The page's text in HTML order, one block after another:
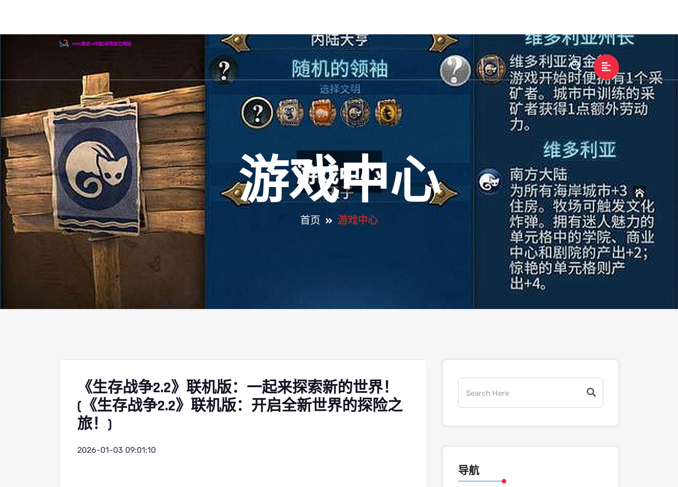
游戏中心
首页 游戏中心
《生存战争2.2》联机版：一起来探索新的世界！
(《生存战争2.2》联机版：开启全新世界的探险之
旅！)
2026-01-03 09:01:10
导航